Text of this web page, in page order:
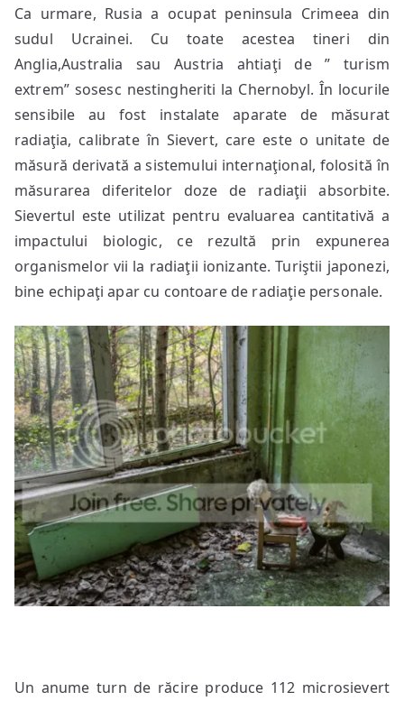
Ca urmare, Rusia a ocupat peninsula Crimeea din
sudul Ucrainei. Cu toate acestea tineri din
Anglia,Australia sau Austria ahtiaţi de ” turism
extrem” sosesc nestingheriti la Chernobyl. În locurile
sensibile au fost instalate aparate de măsurat
radiaţia, calibrate în Sievert, care este o unitate de
măsură derivată a sistemului internaţional, folosită în
măsurarea diferitelor doze de radiaţii absorbite.
Sievertul este utilizat pentru evaluarea cantitativă a
impactului biologic, ce rezultă prin expunerea
organismelor vii la radiaţii ionizante. Turiştii japonezi,
bine echipaţi apar cu contoare de radiaţie personale.
Un anume turn de răcire produce 112 microsievert